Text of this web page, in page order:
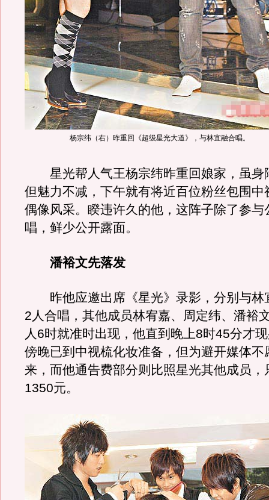
杨宗纬（右）昨重回《超级星光大道》，与林宜融合唱。
星光帮人气王杨宗纬昨重回娘家，虽身
但魅力不减，下午就有将近百位粉丝包围中
偶像风采。睽违许久的他，这阵子除了参与
唱，鲜少公开露面。
潘裕文先落发
昨他应邀出席《星光》录影，分别与林
2人合唱，其他成员林宥嘉、周定纬、潘裕
人6时就准时出现，他直到晚上8时45分才
傍晚已到中视梳化妆准备，但为避开媒体不
来，而他通告费部分则比照星光其他成员，
1350元。